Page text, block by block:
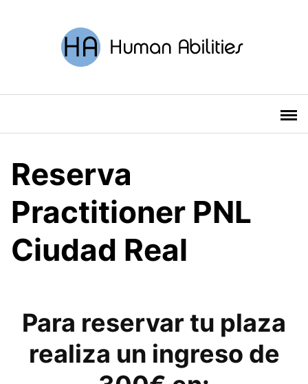
Reserva
Practitioner PNL
Ciudad Real
Para reservar tu plaza
realiza un ingreso de